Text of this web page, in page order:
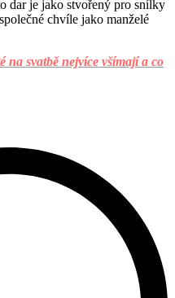
dar je jako stvořený pro snílky
chvíle jako manželé
na svatbě nejvíce všímají a co